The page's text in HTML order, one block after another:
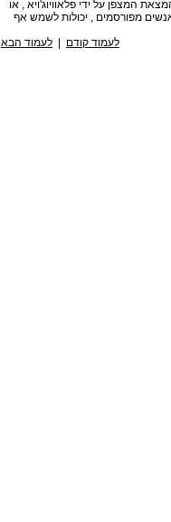
המצפן על ידי פלאוויוג'ויא , או
מפורסמים , יכולות לשמש אף
לעמוד קודם | לעמוד הבא